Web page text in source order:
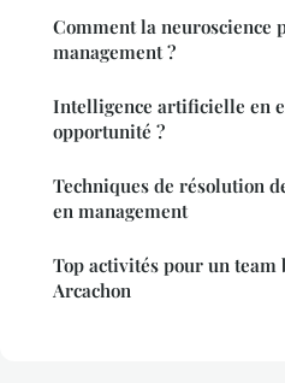
Comment la neuroscience
management ?
Intelligence artificielle en
opportunité ?
Techniques de résolution
en management
Top activités pour un
Arcachon